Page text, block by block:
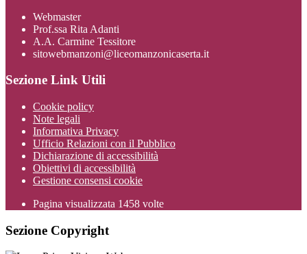
Webmaster
Prof.ssa Rita Adanti
A.A. Carmine Tessitore
sitowebmanzoni@liceomanzonicaserta.it
Sezione Link Utili
Cookie policy
Note legali
Informativa Privacy
Ufficio Relazioni con il Pubblico
Dichiarazione di accessibilità
Obiettivi di accessibilità
Gestione consensi cookie
Pagina visualizzata 1458 volte
Sezione Copyright